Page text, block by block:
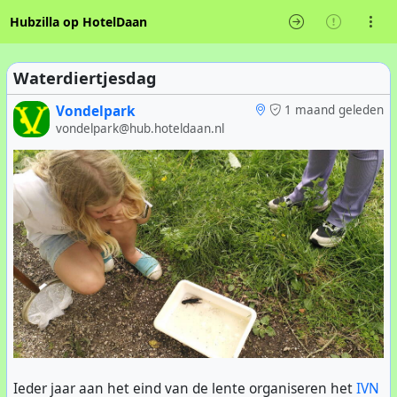
Hubzilla op HotelDaan
Waterdiertjesdag
1 maand geleden
Vondelpark
vondelpark@hub.hoteldaan.nl
Ieder jaar aan het eind van de lente organiseren hetIVN